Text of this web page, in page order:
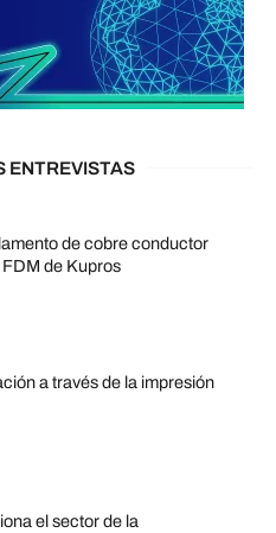
ENTREVISTAS
de cobre conductor
de Kupros
a través de la impresión
el sector de la